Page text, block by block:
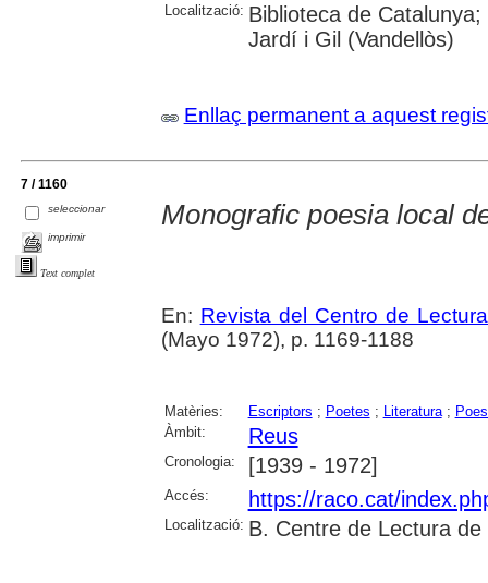
Localització: Biblioteca de
Jardí i Gil (Vandellòs)
Enllaç permanent a aquest
7 / 1160
seleccionar
imprimir
Text complet
Monografic poesia local
En: Revista del Centro de
(Mayo 1972), p. 1169-1188
Matèries: Escriptors ; Poetes ; Literatura;
Àmbit:
Reus
Cronologia: [1939 - 1972]
Accés: https://raco.cat/
Localització: B. Centre de Lectura de